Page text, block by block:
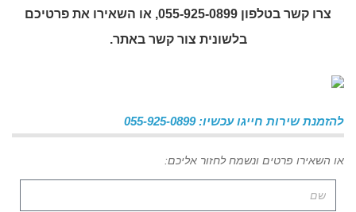
צרו קשר בטלפון 055-925-0899, או השאירו את פרטיכם
בלשונית צור קשר באתר.
להזמנת שירות חייגו עכשיו: 055-925-0899
או השאירו פרטים ונשמח לחזור אליכם: